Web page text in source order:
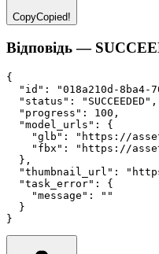
CopyCopied!
Відповідь —
{
"id" : "018a210d-8ba4-
"status" : "SUCCEEDED" ,
"progress" : 100 ,
"model_urls" :
{
"glb" :
"https://
"fbx" :
"https://
  }
,
"thumbnail_url" :
"task_error" :
{
"message" :
""
  }
}